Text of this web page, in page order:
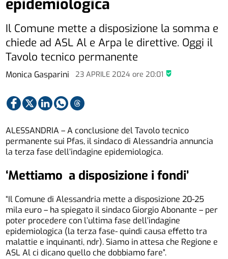
Monica Gasparini 23 APRILE 2024ore 20:01
epidemiologica
Il Comune mette a disposizione la somma e
chiede ad ASL Al e Arpa le direttive. Oggi il
Tavolo tecnico permanente
ALESSANDRIA – A conclusione del Tavolo tecnico
permanente sui Pfas, il sindaco di Alessandria annuncia
la terza fase dell’indagine epidemiologica.
‘Mettiamo a disposizione i fondi’
“Il Comune di Alessandria mette a disposizione 20-25
mila euro – ha spiegato il sindaco Giorgio Abonante – per
poter procedere con l’ultima fase dell’indagine
epidemiologica (la terza fase- quindi causa effetto tra
malattie e inquinanti, ndr). Siamo in attesa che Regione e
ASL Al ci dicano quello che dobbiamo fare”.